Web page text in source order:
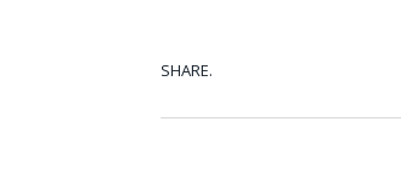
SHARE.